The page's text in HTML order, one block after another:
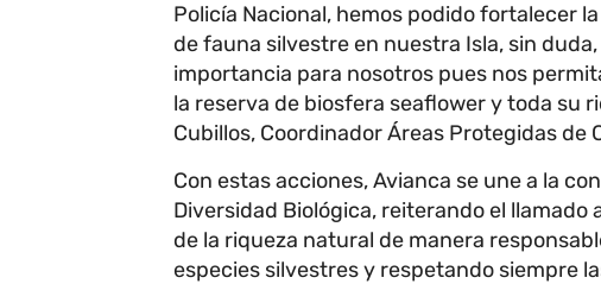
Policía Nacional, hemos podido fortalecer
de fauna silvestre en nuestra Isla, sin
importancia para nosotros pues nos
la reserva de biosfera seaflower y toda su
Cubillos, Coordinador Áreas Protegidas de
Con estas acciones, Avianca se une a la
Diversidad Biológica, reiterando el
de la riqueza natural de manera
especies silvestres y respetando siempre